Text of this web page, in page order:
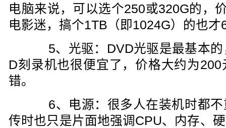
电脑来说，可以选个250或320G的，
电影迷，搞个1TB（即1024G）的也才
5、光驱：DVD光驱是最基本的
D刻录机也很便宜了，价格大约为
错。
6、电源：很多人在装机时都不
传时也只是片面地强调CPU、内存、